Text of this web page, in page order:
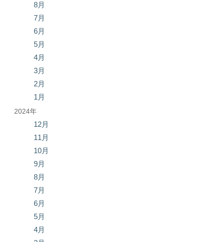
8月
7月
6月
5月
4月
3月
2月
1月
2024年
12月
11月
10月
9月
8月
7月
6月
5月
4月